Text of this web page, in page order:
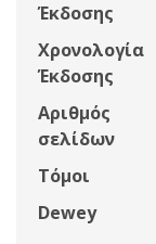
Έκδοσης
Χρονολογία
Έκδοσης
Αριθμός
σελίδων
Τόμοι
Dewey